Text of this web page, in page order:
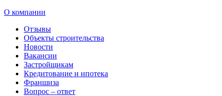
О компании
Отзывы
Объекты строительства
Новости
Вакансии
Застройщикам
Кредитование и ипотека
Франшиза
Вопрос – ответ